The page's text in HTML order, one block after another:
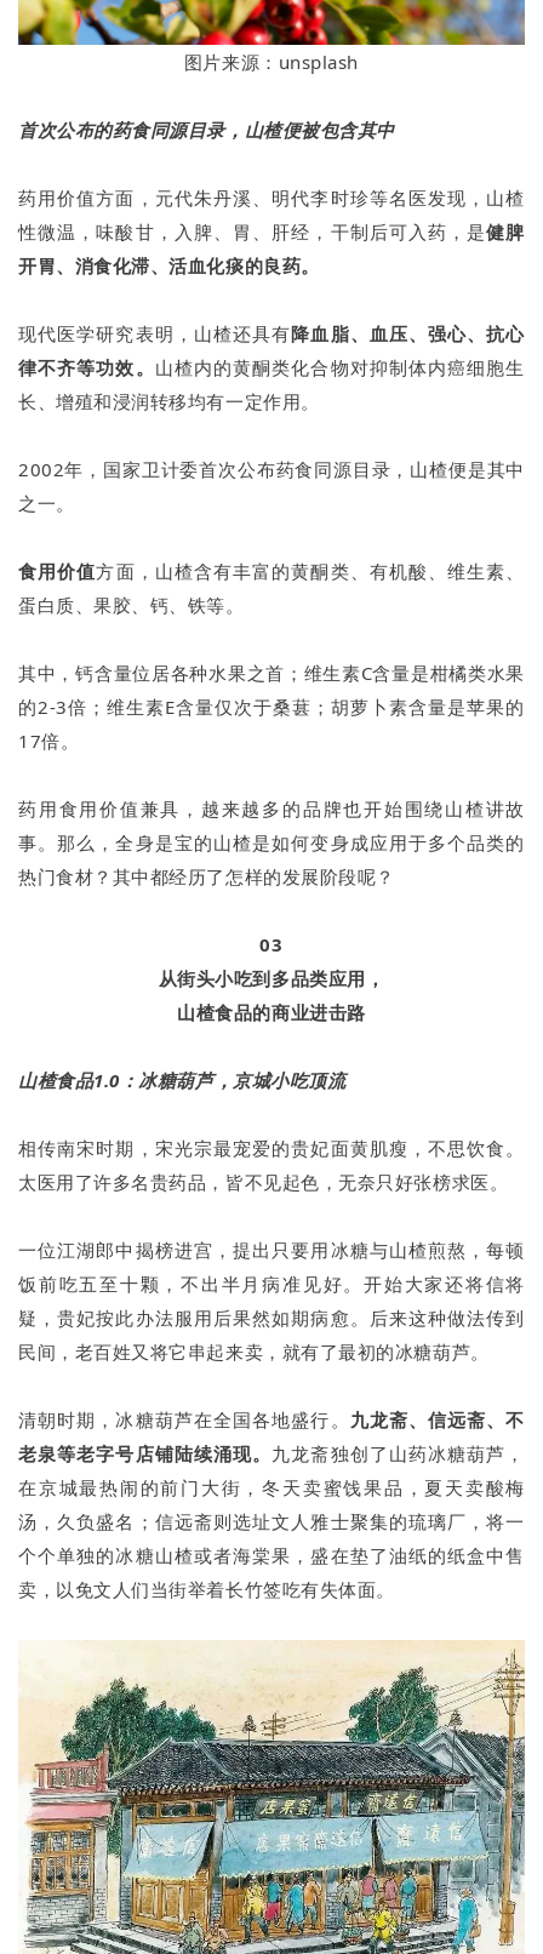
图片来源：unsplash
首次公布的药食同源目录，山楂便被包含其中
药用价值方面，元代朱丹溪、明代李时珍等名医发现，山楂
性微温，味酸甘，入脾、胃、肝经，干制后可入药，是健脾
开胃、消食化滞、活血化痰的良药。
现代医学研究表明，山楂还具有降血脂、血压、强心、抗心
律不齐等功效。 山楂内的黄酮类化合物对抑制体内癌细胞生
长、增殖和浸润转移均有一定作用。
2002年，国家卫计委首次公布药食同源目录，山楂便是其中
之一。
食用价值方面，山楂含有丰富的黄酮类、有机酸、维生素、
蛋白质、果胶、钙、铁等。
其中，钙含量位居各种水果之首；维生素C含量是柑橘类水果
的2-3倍；维生素E含量仅次于桑葚；胡萝卜素含量是苹果的
17倍。
药用食用价值兼具，越来越多的品牌也开始围绕山楂讲故
事。那么，全身是宝的山楂是如何变身成应用于多个品类的
热门食材？其中都经历了怎样的发展阶段呢？
03
从街头小吃到多品类应用，
山楂食品的商业进击路
山楂食品1.0：冰糖葫芦，京城小吃顶流
相传南宋时期，宋光宗最宠爱的贵妃面黄肌瘦，不思饮食。
太医用了许多名贵药品，皆不见起色，无奈只好张榜求医。
一位江湖郎中揭榜进宫，提出只要用冰糖与山楂煎熬，每顿
饭前吃五至十颗，不出半月病准见好。开始大家还将信将
疑，贵妃按此办法服用后果然如期病愈。后来这种做法传到
民间，老百姓又将它串起来卖，就有了最初的冰糖葫芦。
清朝时期，冰糖葫芦在全国各地盛行。 九龙斋、信远斋、不
老泉等老字号店铺陆续涌现。 九龙斋独创了山药冰糖葫芦，
在京城最热闹的前门大街，冬天卖蜜饯果品，夏天卖酸梅
汤，久负盛名；信远斋则选址文人雅士聚集的琉璃厂，将一
个个单独的冰糖山楂或者海棠果，盛在垫了油纸的纸盒中售
卖，以免文人们当街举着长竹签吃有失体面。